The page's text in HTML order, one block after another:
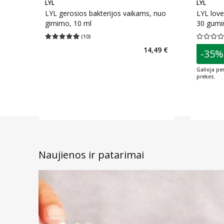
LYL
LYL gerosios bakterijos vaikams, nuo
gimimo, 10 ml
(10)
Vidutinis įvertinimas 4.90
14,49 €
LYL
LYL
30
Vidutinis
-35%
Galioja
prekes.
Naujienos ir patarimai